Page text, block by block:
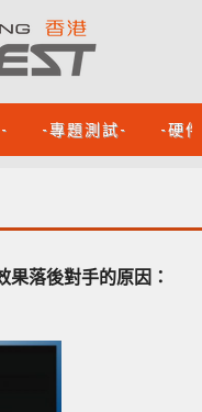
-專題測試- -硬
落後對手的原因：